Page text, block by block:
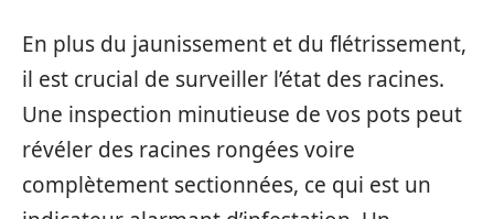
En plus du jaunissement et du flétrissement,
il est crucial de surveiller l’état des racines.
Une inspection minutieuse de vos pots peut
révéler des racines rongées voire
complètement sectionnées, ce qui est un